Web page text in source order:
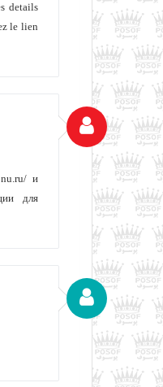
details
le lien
и
для